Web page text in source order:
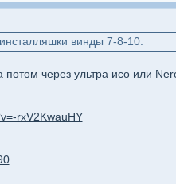
винды 7-8-10.
потом через ультра исо или
rxV2KwauHY